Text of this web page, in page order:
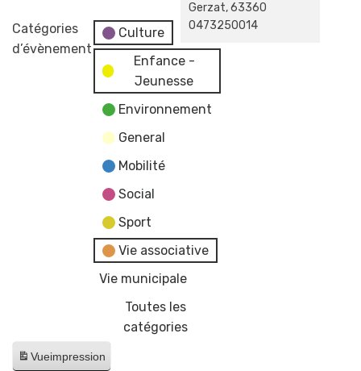
Gerzat,63360
0473250014
Catégories
d’évènement
Culture
Enfance -
Jeunesse
Environnement
General
Mobilité
Social
Sport
Vie associative
Vie municipale
Toutes les
catégories
Vueimpression